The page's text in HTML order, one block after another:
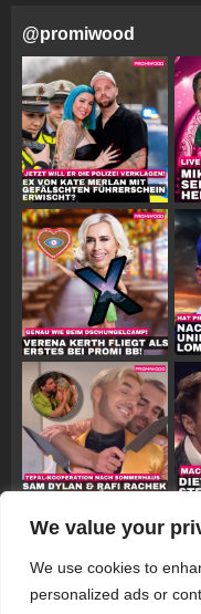
We value your
We use cookies to
personalized ads or
@promiwood